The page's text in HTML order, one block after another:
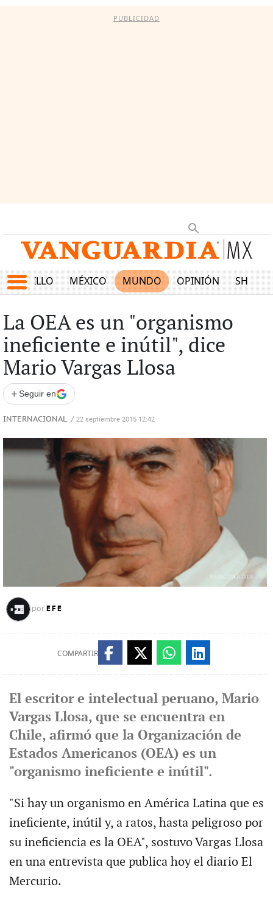
PUBLICIDAD
SALTILLO MÉXICO MUNDO OPINIÓN SHOW
La OEA es un "organismo
ineficiente e inútil", dice
Mario Vargas Llosa
+ Seguir en
INTERNACIONAL / 22 septiembre 2015 12:42
por EFE
COMPARTIR
El escritor e intelectual peruano, Mario
Vargas Llosa, que se encuentra en
Chile, afirmó que la Organización de
Estados Americanos (OEA) es un
"organismo ineficiente e inútil".
"Si hay un organismo en América Latina que es
ineficiente, inútil y, a ratos, hasta peligroso por
su ineficiencia es la OEA", sostuvo Vargas Llosa
en una entrevista que publica hoy el diario El
Mercurio.